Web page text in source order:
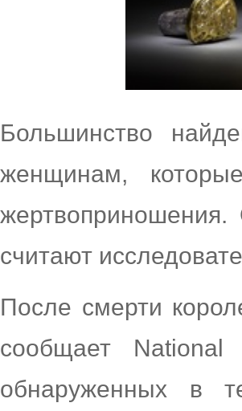
Большинство
женщинам,
жертвоприношения.
считают
После смерти
сообщает National
обнаруженных в